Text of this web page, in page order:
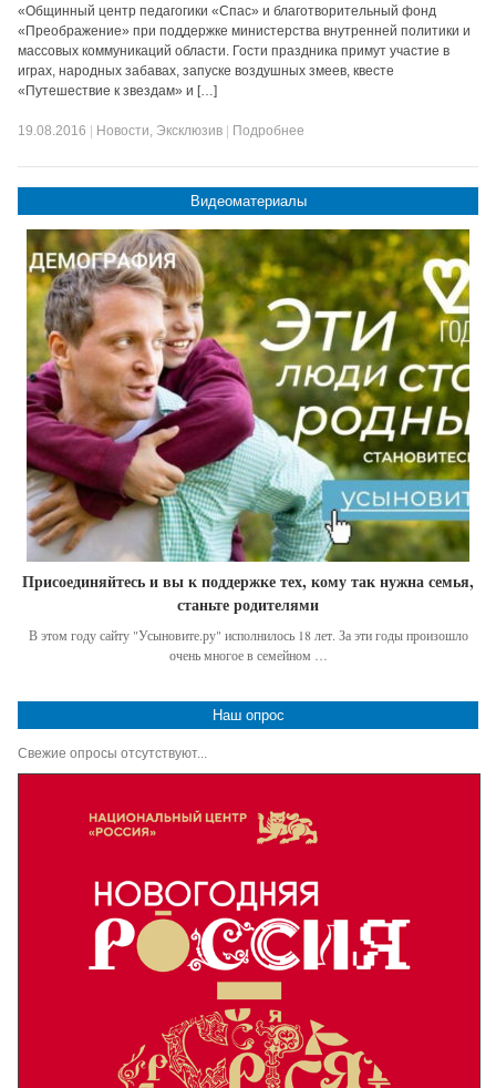
«Общинный центр педагогики «Спас» и благотворительный фонд
«Преображение» при поддержке министерства внутренней политики и
массовых коммуникаций области. Гости праздника примут участие в
играх, народных забавах, запуске воздушных змеев, квесте
«Путешествие к звездам» и […]
19.08.2016 Новости, Эксклюзив Подробнее
Видеоматериалы
Присоединяйтесь и вы к поддержке тех, кому так нужна семья,
станьте родителями
В этом году сайту "Усыновите.ру" исполнилось 18 лет. За эти годы произошло
очень многое в семейном …
Наш опрос
Свежие опросы отсутствуют...